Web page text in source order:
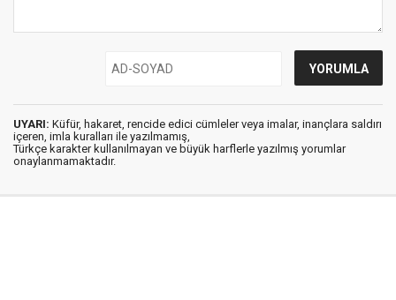
UYARI: Küfür, hakaret, rencide edici cümleler veya imalar, inançlara saldırı
içeren, imla kuralları ile yazılmamış,
Türkçe karakter kullanılmayan ve büyük harflerle yazılmış yorumlar
onaylanmamaktadır.